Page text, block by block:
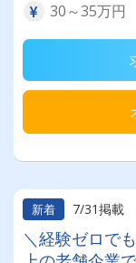
30～35万円
新着 7/31掲載
＼経験ゼロで